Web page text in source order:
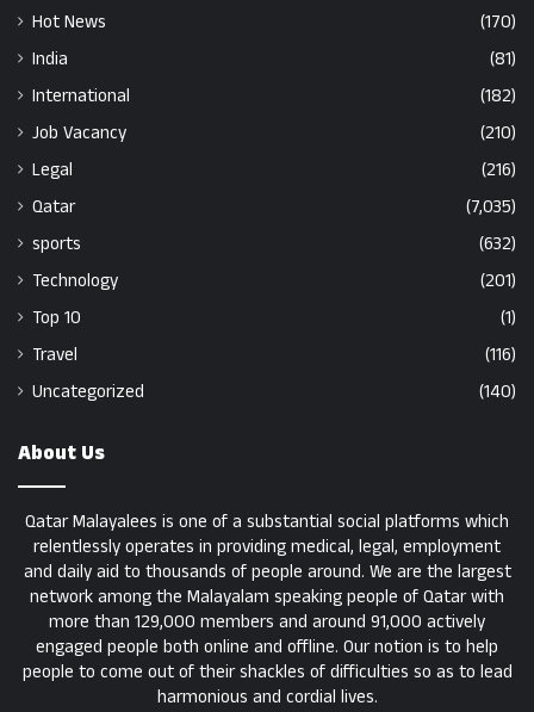
Hot News
(170)
India
(81)
International
(182)
Job Vacancy
(210)
Legal
(216)
Qatar
(7,035)
sports
(632)
Technology
(201)
Top 10
(1)
Travel
(116)
Uncategorized
(140)
About Us
Qatar Malayalees is one of a substantial social platforms which
relentlessly operates in providing medical, legal, employment
and daily aid to thousands of people around. We are the largest
network among the Malayalam speaking people of Qatar with
more than 129,000 members and around 91,000 actively
engaged people both online and offline. Our notion is to help
people to come out of their shackles of difficulties so as to lead
harmonious and cordial lives.